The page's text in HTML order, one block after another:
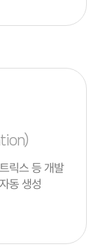
릭스 등 개발
동 생성